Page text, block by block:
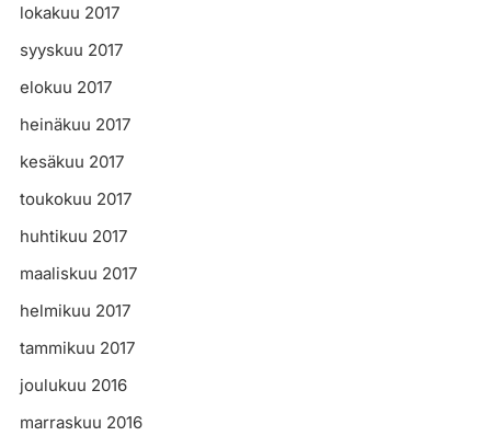
lokakuu 2017
syyskuu 2017
elokuu 2017
heinäkuu 2017
kesäkuu 2017
toukokuu 2017
huhtikuu 2017
maaliskuu 2017
helmikuu 2017
tammikuu 2017
joulukuu 2016
marraskuu 2016